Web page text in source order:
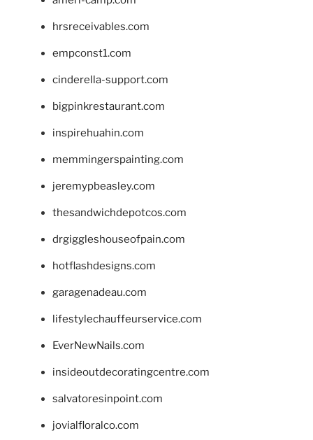
hrsreceivables.com
empconst1.com
cinderella-support.com
bigpinkrestaurant.com
inspirehuahin.com
memmingerspainting.com
jeremypbeasley.com
thesandwichdepotcos.com
drgiggleshouseofpain.com
hotflashdesigns.com
garagenadeau.com
lifestylechauffeurservice.com
EverNewNails.com
insideoutdecoratingcentre.com
salvatoresinpoint.com
jovialfloralco.com